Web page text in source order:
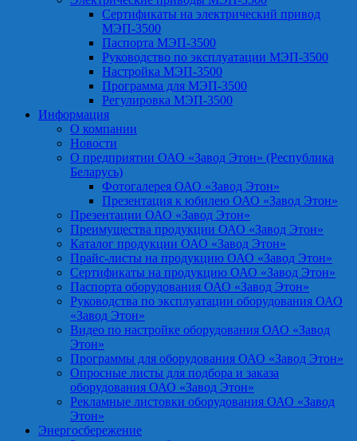
Сертификаты на электрический привод
МЭП-3500
Паспорта МЭП-3500
Руководство по эксплуатации МЭП-3500
Настройка МЭП-3500
Программа для МЭП-3500
Регулировка МЭП-3500
Информация
О компании
Новости
О предприятии ОАО «Завод Этон» (Республика
Беларусь)
Фотогалерея ОАО «Завод Этон»
Презентация к юбилею ОАО «Завод Этон»
Презентации ОАО «Завод Этон»
Преимущества продукции ОАО «Завод Этон»
Каталог продукции ОАО «Завод Этон»
Прайс-листы на продукцию ОАО «Завод Этон»
Сертификаты на продукцию ОАО «Завод Этон»
Паспорта оборудования ОАО «Завод Этон»
Руководства по эксплуатации оборудования ОАО
«Завод Этон»
Видео по настройке оборудования ОАО «Завод
Этон»
Программы для оборудования ОАО «Завод Этон»
Опросные листы для подбора и заказа
оборудования ОАО «Завод Этон»
Рекламные листовки оборудования ОАО «Завод
Этон»
Энергосбережение